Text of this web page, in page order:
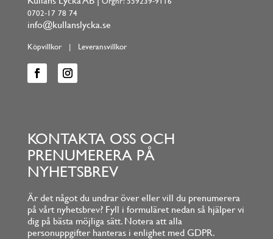
0702-17 78 74
info@kullanslycka.se
Köpvillkor| Leveransvillkor
KONTAKTA OSS OCH
PRENUMERERA PÅ
NYHETSBREV
Är det något du undrar över eller vill du prenumerera
på vårt nyhetsbrev? Fyll i formuläret nedan så hjälper vi
dig på bästa möjliga sätt. Notera att alla
personuppgifter hanteras i enlighet med GDPR.